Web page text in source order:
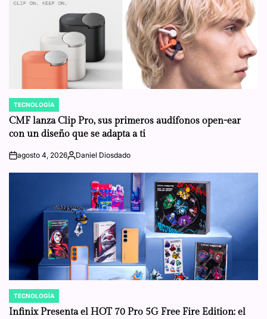
POSTED
IN
TECNOLOGÍA
CMF lanza Clip Pro, sus primeros audífonos open-ear
con un diseño que se adapta a ti
onagosto 4, 2026Posted
Daniel Diosdado
POSTED
IN
TECNOLOGÍA
Infinix Presenta el HOT 70 Pro 5G Free Fire Edition: el